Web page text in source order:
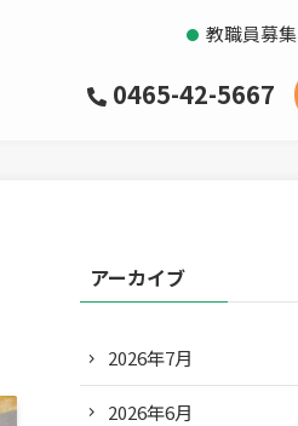
教職員募集
0465-42-5667
アーカイブ
2026年7月
2026年6月